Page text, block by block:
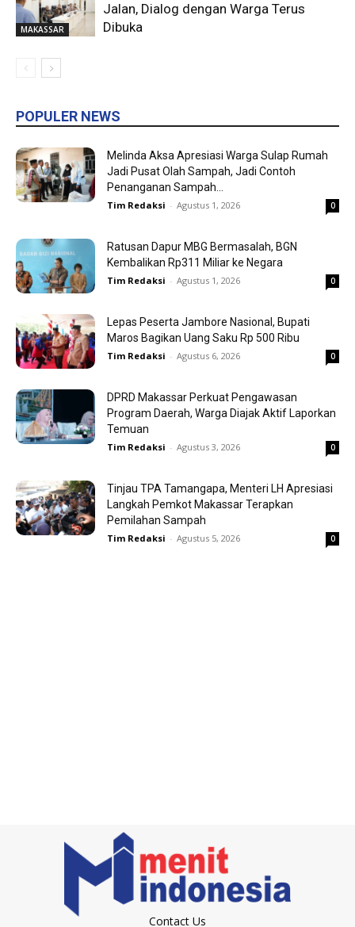
MAKASSAR
Jalan, Dialog dengan Warga Terus
Dibuka
POPULER NEWS
Melinda Aksa Apresiasi Warga Sulap Rumah
Jadi Pusat Olah Sampah, Jadi Contoh
Penanganan Sampah...
Tim Redaksi - Agustus 1, 2026 0
Ratusan Dapur MBG Bermasalah, BGN
Kembalikan Rp311 Miliar ke Negara
Tim Redaksi - Agustus 1, 2026 0
Lepas Peserta Jambore Nasional, Bupati
Maros Bagikan Uang Saku Rp 500 Ribu
Tim Redaksi - Agustus 6, 2026 0
DPRD Makassar Perkuat Pengawasan
Program Daerah, Warga Diajak Aktif Laporkan
Temuan
Tim Redaksi - Agustus 3, 2026 0
Tinjau TPA Tamangapa, Menteri LH Apresiasi
Langkah Pemkot Makassar Terapkan
Pemilahan Sampah
Tim Redaksi - Agustus 5, 2026 0
Contact Us